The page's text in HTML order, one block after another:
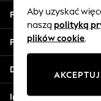
Dresses
Flip Flops
Sliders
Jumpsuits
Sandals
Shorts
Pomoc
Prywatność i zasady
Działy
Inne usługi
Aby uzyskać
naszą polityką
plików cookie.